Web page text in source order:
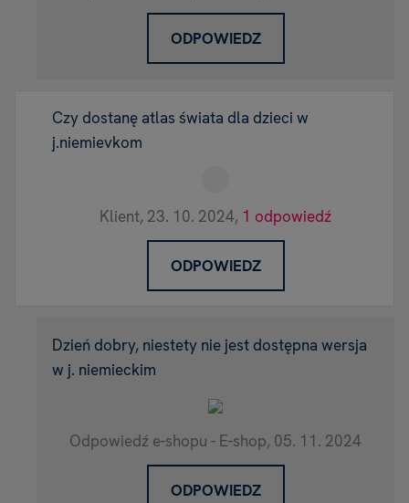
ODPOWIEDZ
Czy dostanę atlas świata dla dzieci w
j.niemievkom
Klient, 23. 10. 2024, 1 odpowiedź
ODPOWIEDZ
Dzień dobry, niestety nie jest dostępna wersja
w j. niemieckim
Odpowiedź e-shopu - E-shop, 05. 11. 2024
ODPOWIEDZ